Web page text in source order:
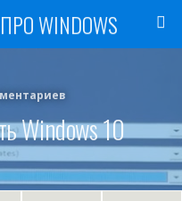
WINDOWS
Windows 10